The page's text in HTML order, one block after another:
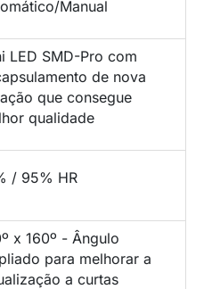
Manual
LED SMD-Pro com
de nova
que consegue
qualidade
/ 95% HR
x 160º - Ângulo
para melhorar a
a curtas